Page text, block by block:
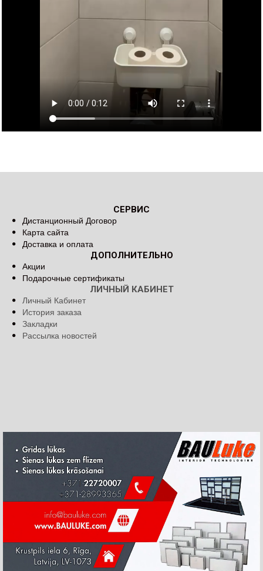
СЕРВИС
Дистанционный Договор
Карта сайта
Доставка и оплата
ДОПОЛНИТЕЛЬНО
Акции
Подарочные сертификаты
ЛИЧНЫЙ КАБИНЕТ
Личный Кабинет
История заказа
Закладки
Рассылка новостей